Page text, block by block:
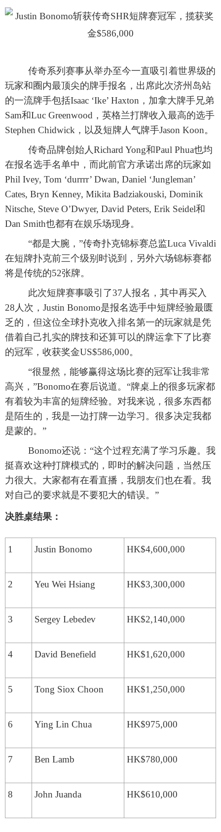
传奇系列赛事从举办至今一直吸引着世界级的
玩家和圈内最顶尖的牌手报名，出席此次济州岛站
的一流牌手包括Isaac ‘Ike’ Haxton，加拿大牌手兄弟
Sam和Luc Greenwood，英格兰打牌收入最高的选手
Stephen Chidwick，以及短牌人气牌手Jason Koon。
传奇品牌创始人Richard Yong和Paul Phua也均
在报名选手名单中，而此前官方承诺出席的玩家如
Phil Ivey, Tom ‘durrrr’ Dwan, Daniel ‘Jungleman’
Cates, Bryn Kenney, Mikita Badziakouski, Dominik
Nitsche, Steve O’Dwyer, David Peters, Erik Seidel和
Dan Smith也都有在娱乐场现身。
“都是大腕，”传奇扑克锦标赛总监Luca Vivaldi
在短牌扑克前三个级别时说到，另外六场锦标赛都
将是传统的52张牌。
此次短牌赛事吸引了37人报名，其中再买入
28人次，Justin Bonomo是报名选手中短牌经验最匮
乏的，但这位全球扑克收入排名第一的玩家就是凭
借着自己扎实的牌技和还算可以的牌运拿下了比赛
的冠军，收获奖金US$586,000。
“很显然，能够赢得这场比赛的冠军让我非常
高兴，”Bonomo在赛后说道。“牌桌上的很多玩家都
有着较为丰富的短牌经验。对我来说，很多东西都
是陌生的，我是一边打牌一边学习。很多决定我都
是蒙的。”
Bonomo还说：“这个过程充满了学习乐趣。我
挺喜欢这种打牌模式的，即时的解决问题，当然压
力很大。大家都有在看直播，我朋友们也在看。我
对自己的要求就是不要犯大的错误。”
决胜桌结果：
1 Justin Bonomo HK$4,600,000
2 Yeu Wei Hsiang HK$3,300,000
3 Sergey Lebedev HK$2,140,000
4 David Benefield HK$1,620,000
5 Tong Siox Choon HK$1,250,000
6 Ying Lin Chua HK$975,000
7 Ben Lamb HK$780,000
8 John Juanda HK$610,000